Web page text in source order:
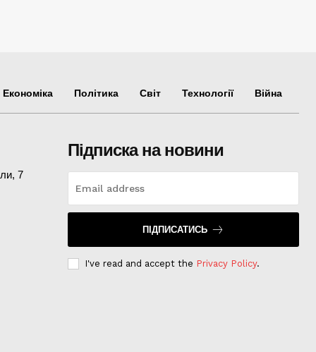
Економіка Політика Світ Технології Війна
7
Підписка на новини
ПІДПИСАТИСЬ
I've read and accept the Privacy Policy.